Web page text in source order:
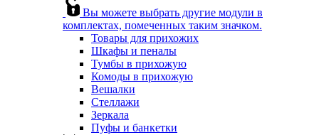
Вы можете выбрать другие модули в
комплектах, помеченных таким значком.
Товары для прихожих
Шкафы и пеналы
Тумбы в прихожую
Комоды в прихожую
Вешалки
Стеллажи
Зеркала
Пуфы и банкетки